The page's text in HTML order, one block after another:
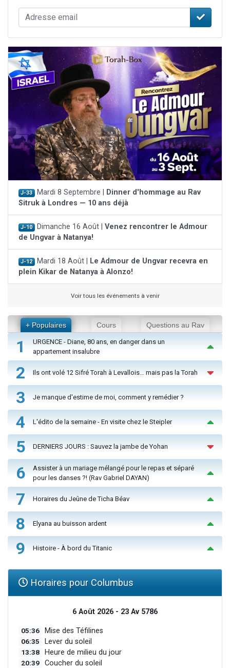
J-33 Mardi 8 Septembre |
Dinner d'hommage au Rav
Sitruk à Londres — 10 ans déjà
J-10 Dimanche 16 Août | Venez rencontrer le Admour
de Ungvar à Natanya!
J-12 Mardi 18 Août |
Le Admour de Ungvar recevra en
plein Kikar de Natanya à Alonzo!
Voir tous les événements à venir
+ Populaires Cours Questions au Rav
1
URGENCE - Diane, 80 ans, en danger dans un
appartement insalubre
2 Ils ont volé 12 Sifré Torah à Levallois… mais pas la Torah
3 Je manque d'estime de moi, comment y remédier ?
4 L'édito de la semaine - En visite chez le Steipler
5 DERNIERS JOURS : Sauvez la jambe de Yohan
6
Assister à un mariage mélangé pour le repas et séparé
pour les danses ?! (Rav Gabriel DAYAN)
7 Horaires du Jeûne de Ticha Béav
8 Elyana au buisson ardent
9 Histoire - À bord du Titanic
Horaires pour Columbus
6 Août 2026 - 23 Av 5786
05:36 Mise des Téfilines
06:35 Lever du soleil
13:38 Heure de milieu du jour
20:39 Coucher du soleil